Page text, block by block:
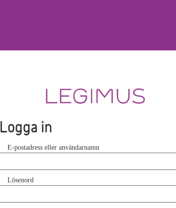
Logga in
E-postadress eller användarnamn
Lösenord